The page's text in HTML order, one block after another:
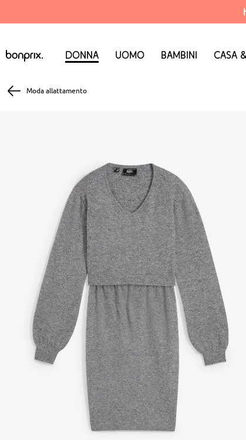
Donna Uomo Bambini Casa
Moda allattamento